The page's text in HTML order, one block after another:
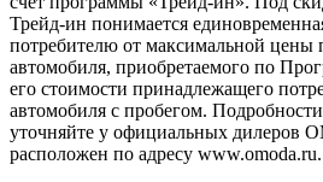
Трейд-ин понимается
потребителю от максимальной цены
автомобиля, приобретаемого по
его стоимости принадлежащего
автомобиля с пробегом.
уточняйте у официальных дилеров
расположен по адресу